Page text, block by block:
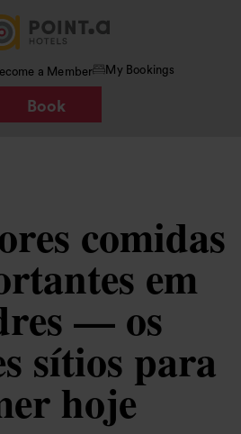
a Member My Bookings
Book
comidas
em
— os
sítios para
hoje